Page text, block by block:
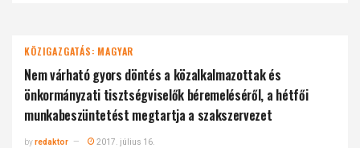
KÖZIGAZGATÁS: MAGYAR
Nem várható gyors döntés a közalkalmazottak és
önkormányzati tisztségviselők béremeléséről, a hétfői
munka­beszüntetést megtartja a szakszervezet
byredaktor 2017. július 16.